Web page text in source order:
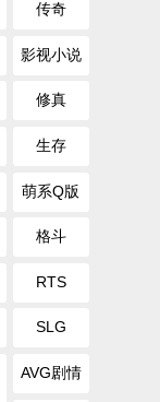
传奇
影视小说
修真
生存
萌系Q版
格斗
RTS
SLG
AVG剧情